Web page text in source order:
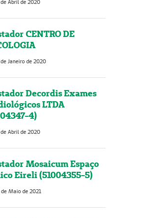
Abril de 2020
CENTRO DE
Janeiro de 2020
Decordis Exames
LTDA
4)
Abril de 2020
Mosaicum Espaço
Eireli (51004355-5)
Maio de 2021